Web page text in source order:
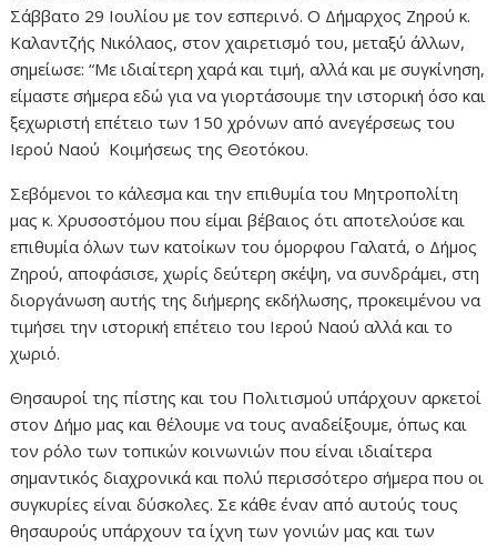
Σάββατο 29 Ιουλίου με τον εσπερινό. Ο Δήμαρχος Ζηρού κ.
Καλαντζής Νικόλαος, στον χαιρετισμό του, μεταξύ άλλων,
σημείωσε: “Με ιδιαίτερη χαρά και τιμή, αλλά και με συγκίνηση,
είμαστε σήμερα εδώ για να γιορτάσουμε την ιστορική όσο και
ξεχωριστή επέτειο των 150 χρόνων από ανεγέρσεως του
Ιερού Ναού Κοιμήσεως της Θεοτόκου.
Σεβόμενοι το κάλεσμα και την επιθυμία του Μητροπολίτη
μας κ. Χρυσοστόμου που είμαι βέβαιος ότι αποτελούσε και
επιθυμία όλων των κατοίκων του όμορφου Γαλατά, ο Δήμος
Ζηρού, αποφάσισε, χωρίς δεύτερη σκέψη, να συνδράμει, στη
διοργάνωση αυτής της διήμερης εκδήλωσης, προκειμένου να
τιμήσει την ιστορική επέτειο του Ιερού Ναού αλλά και το
χωριό.
Θησαυροί της πίστης και του Πολιτισμού υπάρχουν αρκετοί
στον Δήμο μας και θέλουμε να τους αναδείξουμε, όπως και
τον ρόλο των τοπικών κοινωνιών που είναι ιδιαίτερα
σημαντικός διαχρονικά και πολύ περισσότερο σήμερα που οι
συγκυρίες είναι δύσκολες. Σε κάθε έναν από αυτούς τους
θησαυρούς υπάρχουν τα ίχνη των γονιών μας και των